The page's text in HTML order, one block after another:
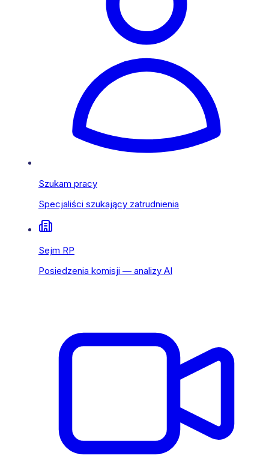
Szukam pracy
Specjaliści szukający zatrudnienia
Sejm RP
Posiedzenia komisji — analizy AI